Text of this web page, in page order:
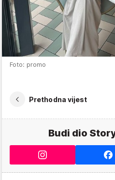
Foto: promo
Prethodna vijest
Budi dio